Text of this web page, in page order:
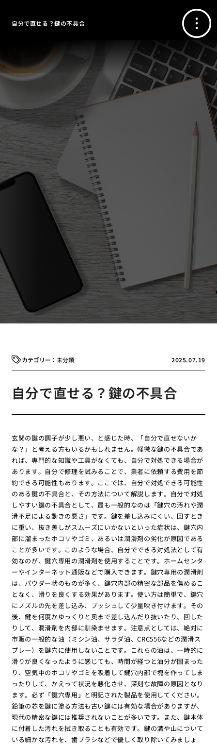
自分で直せる？鍵の不具合
2025.07.19
未分類
自分で直せる？鍵の不具合
玄関の鍵の調子が少し悪い、と感じた時、「自分で直せないか
な？」と考える方もいるかもしれません。軽微な鍵の不具合であ
れば、専門的な知識や工具がなくても、自分で対処できる場合が
あります。自分で修理を試みることで、業者に依頼する費用を節
約できる可能性もあります。ここでは、自分で対処できる可能性
のある鍵の不具合と、その方法について解説します。自分で対処
しやすい鍵の不具合として、最も一般的なのは「鍵穴の汚れや潤
滑不足による動きの悪さ」です。鍵を差し込みにくい、回すとき
に重い、抜き差しがスムーズにいかないといった症状は、鍵穴内
部に溜まったホコリやゴミ、あるいは潤滑剤の劣化が原因である
ことが多いです。このような場合、自分でできる対処法として有
効なのが、鍵穴専用の潤滑剤を使用することです。ホームセンタ
ーやインターネット通販などで購入できます。鍵穴専用の潤滑剤
は、パウダー状のものが多く、鍵穴内部の精密な部品を傷めるこ
となく、滑りを良くする効果があります。使い方は簡単で、鍵穴
にノズルの先を差し込み、プッシュして少量吹き付けます。その
後、鍵を何度かゆっくりと奥まで差し込んだり抜いたり、回した
りして、潤滑剤を内部に馴染ませます。注意点としては、絶対に
市販の一般的な油（ミシン油、サラダ油、CRC556などの潤滑ス
プレー）を鍵穴に使用しないことです。これらの油は、一時的に
滑りが良くなったように感じても、時間が経つと油分が固まった
り、空気中のホコリやゴミを吸着して鍵穴内部で塊を作ってしま
ったりして、かえって状況を悪化させ、深刻な故障の原因となり
ます。必ず「鍵穴専用」と明記された製品を使用してください。
鉛筆の芯を鍵に塗る方法も古い鍵には有効な場合がありますが、
現代の精密な鍵には推奨されないことが多いです。また、鍵本体
に付着した汚れを拭き取ることも有効です。鍵の溝や山について
いる細かな汚れを、歯ブラシなどで優しく取り除いてみましょ